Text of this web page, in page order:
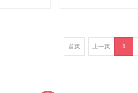
首页 上一页 1